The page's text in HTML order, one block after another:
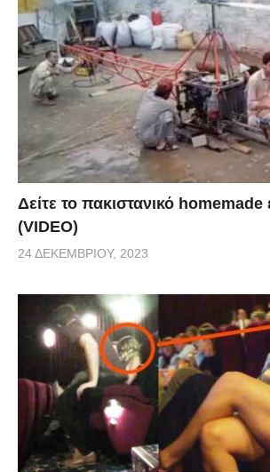
Δείτε το πακιστανικό homemade
(VIDEO)
24 ΔΕΚΕΜΒΡΊΟΥ, 2023